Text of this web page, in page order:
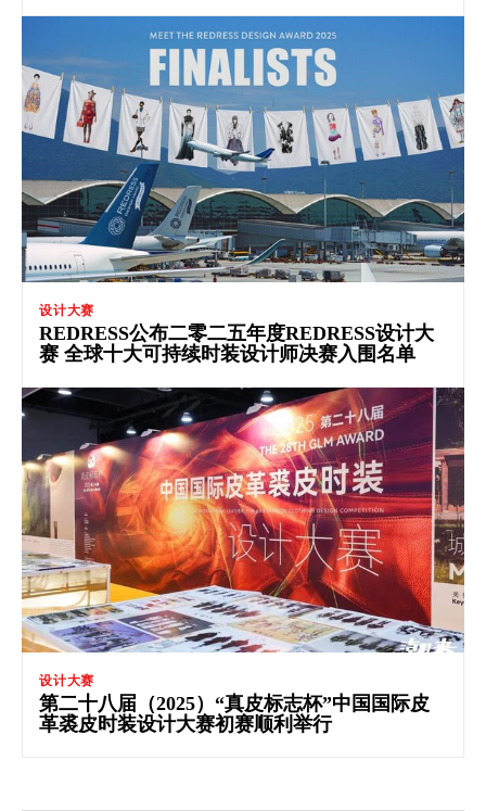
设计大赛
REDRESS公布二零二五年度REDRESS设计大
赛 全球十大可持续时装设计师决赛入围名单
设计大赛
第二十八届（2025）“真皮标志杯”中国国际皮
革裘皮时装设计大赛初赛顺利举行